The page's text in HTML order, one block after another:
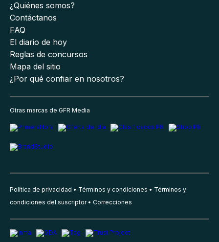
¿Quiénes somos?
Contáctanos
FAQ
El diario de hoy
Reglas de concursos
Mapa del sitio
¿Por qué confiar en nosotros?
Otras marcas de GFR Media
Política de privacidad Términos y condiciones
Términos y
condiciones del suscriptor
Correcciones